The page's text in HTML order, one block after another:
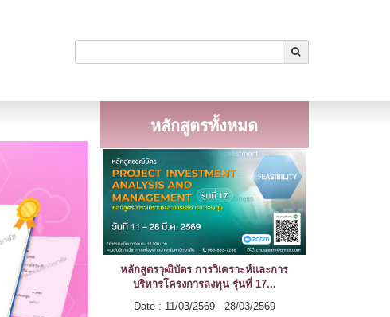
หลักสูตรทั้งหมด
หลักสูตรวุฒิบัตร การวิเคราะห์และการ
บริหารโครงการลงทุน รุ่นที่ 17...
Date : 11/03/2569 - 28/03/2569